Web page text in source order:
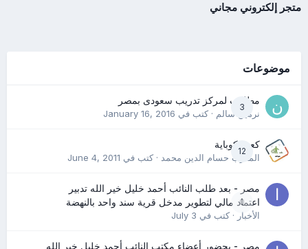
متجر إلكتروني مجاني
موضوعات
3
مطلوب لمركز تدريب سعودى بمصر
نرمين سالم· كتب في January 16, 2016
12
كعب كوباية
المدرب حسام الدين محمد· كتب في June 4, 2011
0
مصر - بعد طلب النائب أحمد خليل خير الله تدبير
اعتماد مالي لتطوير مدخل قرية سند واحد بالنهضة
الأخبار· كتب في July 3
مصر - بحضور أعضاء مكتب النائب أحمد خليل خير الله